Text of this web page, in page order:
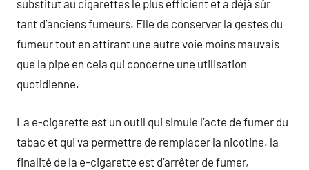
substitut au cigarettes le plus efficient et a déjà sûr
tant d’anciens fumeurs. Elle de conserver la gestes du
fumeur tout en attirant une autre voie moins mauvais
que la pipe en cela qui concerne une utilisation
quotidienne.
La e-cigarette est un outil qui simule l’acte de fumer du
tabac et qui va permettre de remplacer la nicotine. la
finalité de la e-cigarette est d’arrêter de fumer,